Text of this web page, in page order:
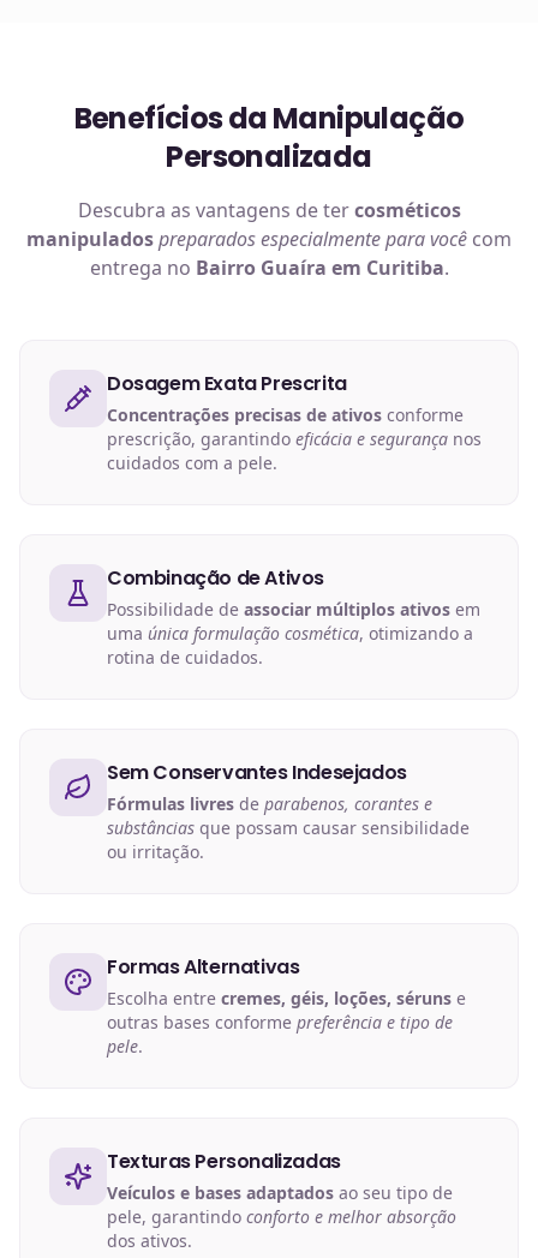
Benefícios da Manipulação
Personalizada
Descubra as vantagens de tercosméticos
manipuladospreparados especialmente para você com
entrega no Bairro Guaíra em Curitiba.
Dosagem Exata Prescrita
Concentrações precisas de ativos conforme
prescrição, garantindo eficácia e segurança nos
cuidados com a pele.
Combinação de Ativos
Possibilidade de associar múltiplos ativos em
uma única formulação cosmética, otimizando a
rotina de cuidados.
Sem Conservantes Indesejados
Fórmulas livres de parabenos, corantes e
substâncias que possam causar sensibilidade
ou irritação.
Formas Alternativas
Escolha entre cremes, géis, loções, séruns e
outras bases conforme preferência e tipo de
pele.
Texturas Personalizadas
Veículos e bases adaptados ao seu tipo de
pele, garantindo conforto e melhor absorção
dos ativos.